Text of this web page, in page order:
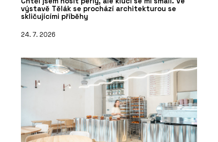
výstavě Tělák se prochází architekturou se
skličujícími příběhy
24. 7. 2026